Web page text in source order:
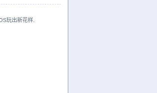
玩出新花样.